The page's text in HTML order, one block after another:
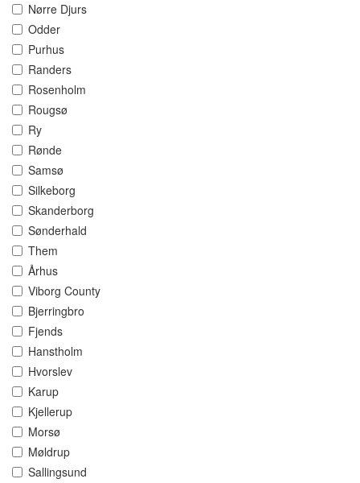
Nørre Djurs
Odder
Purhus
Randers
Rosenholm
Rougsø
Ry
Rønde
Samsø
Silkeborg
Skanderborg
Sønderhald
Them
Århus
Viborg County
Bjerringbro
Fjends
Hanstholm
Hvorslev
Karup
Kjellerup
Morsø
Møldrup
Sallingsund